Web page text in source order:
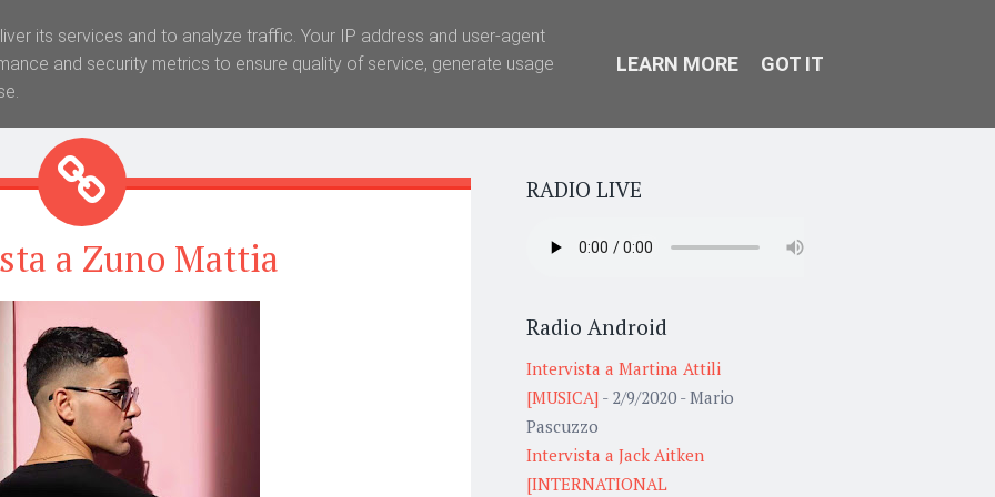
a Zuno Mattia
RADIO LIVE
Radio Android
Intervista a Martina Attili
[MUSICA] - 2/9/2020 - Mario
Pascuzzo
Intervista a Jack Aitken
[INTERNATIONAL
its services and to analyze traffic. Your IP address and user-agent
and security metrics to ensure quality of service, generate usage
LEARN MORE GOT IT